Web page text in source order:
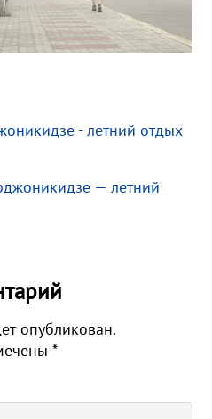
- летний отдых
— летний
опубликован.
*